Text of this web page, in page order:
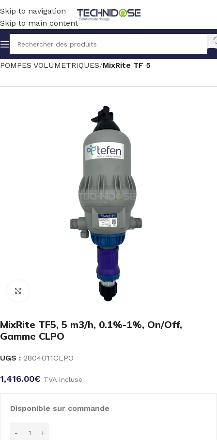
Skip to navigation
Skip to main content
Accueil TRAITEMENT EAU DOSAGE
POMPES VOLUMETRIQUES MixRite TF 5
MixRite TF5, 5 m3/h, 0.1%-1%, On/Off,
Gamme CLPO
UGS : 2804011CLPO
1,416.00€ TVA incluse
Disponible sur commande